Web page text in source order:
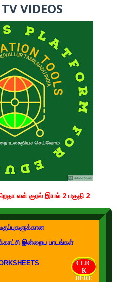
VIDEOS
என் குரல் இயல் 2 பகுதி 2
இன்றைய பாடங்கள்
CLIC
K
HERE